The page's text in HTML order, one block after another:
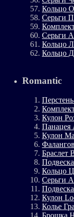
Кольцо
Серьги
Серьги
Кольцо
Кольцо
Romantic
Кулон
Панацея
Кулон
Браслет
Кольцо
Серьги
Кулон
Колье
Брошка